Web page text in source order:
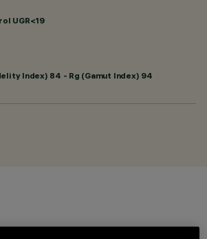
UGR<19
Index) 84 - Rg (Gamut Index) 94